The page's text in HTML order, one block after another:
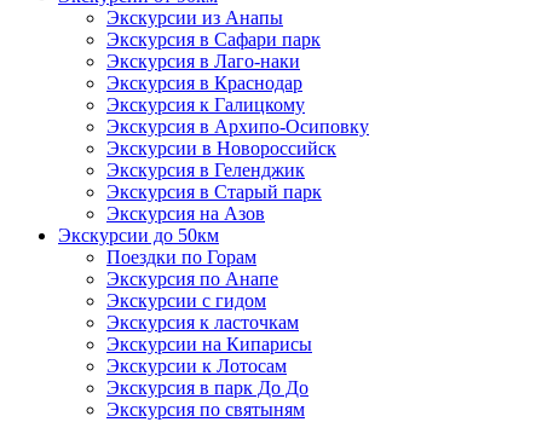
Экскурсии из Анапы
Экскурсия в Сафари парк
Экскурсия в Лаго-наки
Экскурсия в Краснодар
Экскурсия к Галицкому
Экскурсия в Архипо-Осиповку
Экскурсии в Новороссийск
Экскурсия в Геленджик
Экскурсия в Старый парк
Экскурсия на Азов
Экскурсии до 50км
Поездки по Горам
Экскурсия по Анапе
Экскурсии с гидом
Экскурсия к ласточкам
Экскурсии на Кипарисы
Экскурсии к Лотосам
Экскурсия в парк До До
Экскурсия по святыням